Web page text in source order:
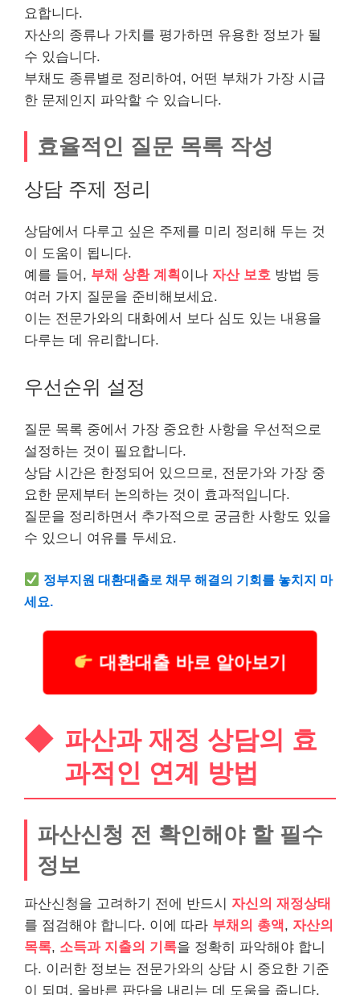
요합니다.
자산의 종류나 가치를 평가하면 유용한 정보가 될
수 있습니다.
부채도 종류별로 정리하여, 어떤 부채가 가장 시급
한 문제인지 파악할 수 있습니다.
효율적인 질문 목록 작성
상담 주제 정리
상담에서 다루고 싶은 주제를 미리 정리해 두는 것
이 도움이 됩니다.
예를 들어, 부채 상환 계획 이나 자산 보호 방법 등
여러 가지 질문을 준비해보세요.
이는 전문가와의 대화에서 보다 심도 있는 내용을
다루는 데 유리합니다.
우선순위 설정
질문 목록 중에서 가장 중요한 사항을 우선적으로
설정하는 것이 필요합니다.
상담 시간은 한정되어 있으므로, 전문가와 가장 중
요한 문제부터 논의하는 것이 효과적입니다.
질문을 정리하면서 추가적으로 궁금한 사항도 있을
수 있으니 여유를 두세요.
정부지원 대환대출로 채무 해결의 기회를 놓치지 마
세요.
대환대출 바로 알아보기
파산과 재정 상담의 효
과적인 연계 방법
파산신청 전 확인해야 할 필수
정보
파산신청을 고려하기 전에 반드시 자신의 재정상태
를 점검해야 합니다. 이에 따라 부채의 총액, 자산의
목록, 소득과 지출의 기록을 정확히 파악해야 합니
다. 이러한 정보는 전문가와의 상담 시 중요한 기준
이 되며, 올바른 판단을 내리는 데 도움을 줍니다.